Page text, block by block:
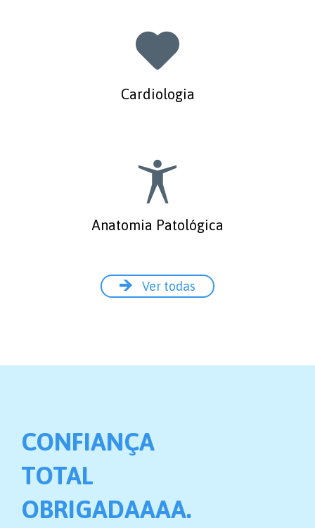

Cardiologia

Anatomia Patológica
 Ver todas
CONFIANÇA
TOTAL
OBRIGADAAAA.